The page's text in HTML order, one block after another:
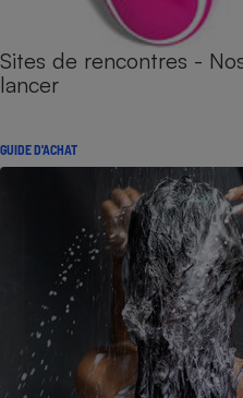
Sites de rencontres -
lancer
GUIDE D'ACHAT